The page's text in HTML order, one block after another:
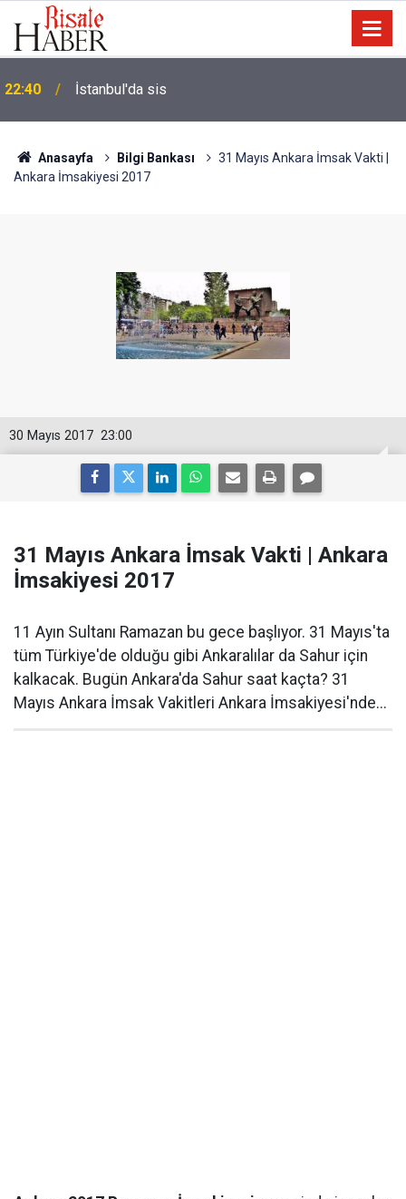
21:18
Biyoloji profesörünün parmağının ucunda niçin göz
yok?
Anasayfa Bilgi Bankası
31 Mayıs Ankara İmsak Vakti |
Ankara İmsakiyesi 2017
23:00
30 Mayıs 2017
31 Mayıs Ankara İmsak Vakti | Ankara
İmsakiyesi 2017
11 Ayın Sultanı Ramazan bu gece başlıyor. 31 Mayıs'ta
tüm Türkiye'de olduğu gibi Ankaralılar da Sahur için
kalkacak. Bugün Ankara'da Sahur saat kaçta? 31
Mayıs Ankara İmsak Vakitleri Ankara İmsakiyesi'nde...